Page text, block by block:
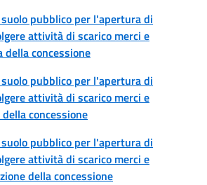
pubblico per l'apertura di
attività di scarico merci e
concessione
pubblico per l'apertura di
attività di scarico merci e
concessione
pubblico per l'apertura di
attività di scarico merci e
della concessione